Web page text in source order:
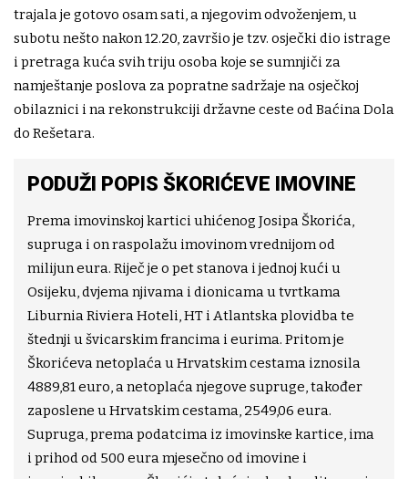
trajala je gotovo osam sati, a njegovim odvoženjem, u
subotu nešto nakon 12.20, završio je tzv. osječki dio istrage
i pretraga kuća svih triju osoba koje se sumnjiči za
namještanje poslova za popratne sadržaje na osječkoj
obilaznici i na rekonstrukciji državne ceste od Baćina Dola
do Rešetara.
PODUŽI POPIS ŠKORIĆEVE IMOVINE
Prema imovinskoj kartici uhićenog Josipa Škorića,
supruga i on raspolažu imovinom vrednijom od
milijun eura. Riječ je o pet stanova i jednoj kući u
Osijeku, dvjema njivama i dionicama u tvrtkama
Liburnia Riviera Hoteli, HT i Atlantska plovidba te
štednji u švicarskim francima i eurima. Pritom je
Škorićeva netoplaća u Hrvatskim cestama iznosila
4889,81 euro, a netoplaća njegove supruge, također
zaposlene u Hrvatskim cestama, 2549,06 eura.
Supruga, prema podatcima iz imovinske kartice, ima
i prihod od 500 eura mjesečno od imovine i